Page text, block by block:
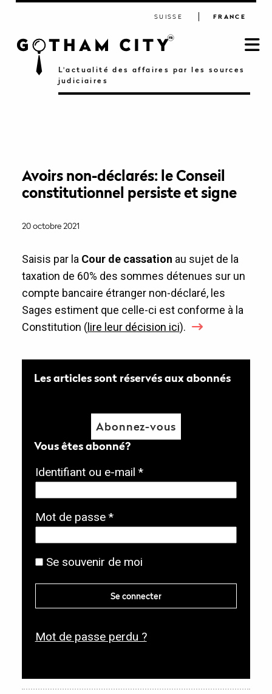
L'actualité des affaires par les sources
judiciaires
SUISSE FRANCE
Avoirs non-déclarés: le Conseil
constitutionnel persiste et signe
20 octobre 2021
Saisis par la Cour de cassation au sujet de la
taxation de 60% des sommes détenues sur un
compte bancaire étranger non-déclaré, les
Sages estiment que celle-ci est conforme à la
Constitution (lire leur décision ici).
Les articles sont réservés aux abonnés
Abonnez-vous
Vous êtes abonné?
Identifiant ou e-mail *O
i
g
t
o
r
Mot de passe *O
g
a
o
r
Se souvenir de moi
Se connecter
Mot de passe perdu ?